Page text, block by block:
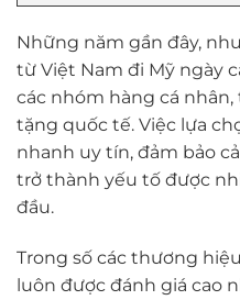
Những năm gần đây,
từ Việt Nam đi Mỹ ngày
các nhóm hàng cá
tặng quốc tế. Việc lựa
nhanh uy tín, đảm bảo
trở thành yếu tố được
đầu.
Trong số các thương
luôn được đánh giá cao